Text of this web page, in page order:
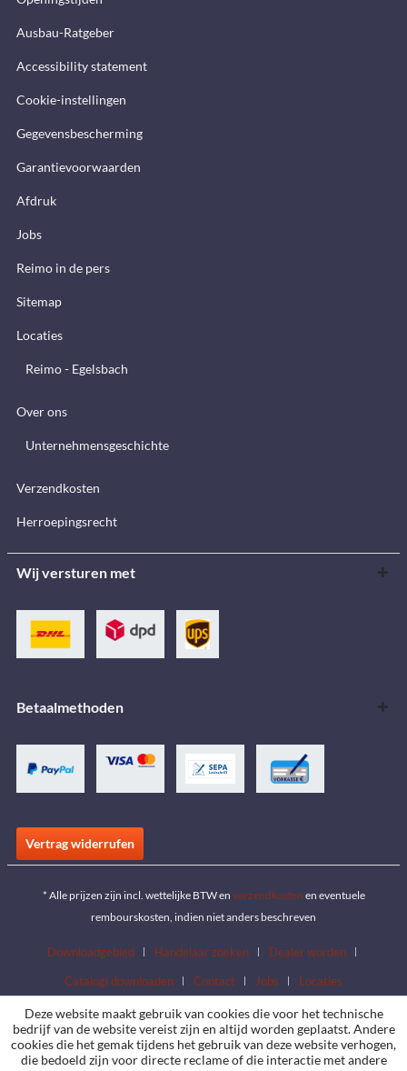
Ausbau-Ratgeber
Accessibility statement
Cookie-instellingen
Gegevensbescherming
Garantievoorwaarden
Afdruk
Jobs
Reimo in de pers
Sitemap
Locaties
Reimo - Egelsbach
Over ons
Unternehmensgeschichte
Verzendkosten
Herroepingsrecht
Wij versturen met
Betaalmethoden
Vertrag widerrufen
* Alle prijzen zijn incl. wettelijke BTW en verzendkosten en eventuele
rembourskosten, indien niet anders beschreven
Downloadgebied Handelaar zoeken
Dealer worden
Catalogi downloaden
Contact Jobs Locaties
Deze website maakt gebruik van cookies die voor het technische
bedrijf van de website vereist zijn en altijd worden geplaatst. Andere
cookies die het gemak tijdens het gebruik van deze website verhogen,
die bedoeld zijn voor directe reclame of die interactie met andere